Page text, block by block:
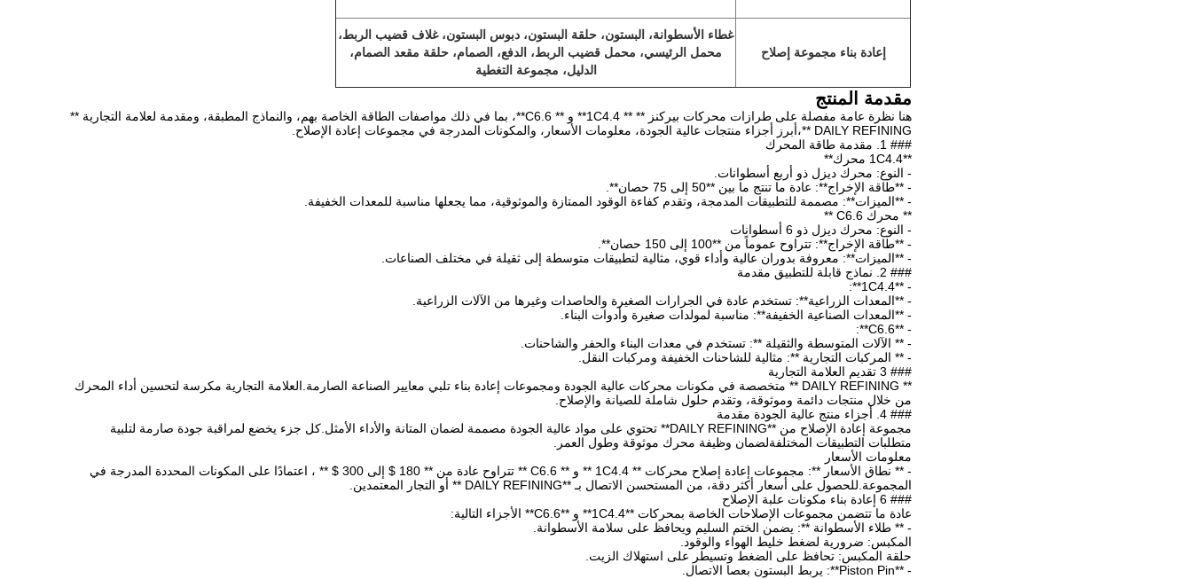
إعادة بناء مجموعة إصلاح
غطاء الأسطوانة، البستون، حلقة البستون، دبوس البستون، غلاف قضيب الربط،
محمل الرئيسي، محمل قضيب الربط، الدفع، الصمام، حلقة مقعد الصمام،
الدليل، مجموعة التغطية
مقدمة المنتج
هنا نظرة عامة مفصلة على طرازات محركات بيركنز ** ** 1C4.4** و ** C6.6**، بما في ذلك مواصفات الطاقة الخاصة بهم، والنماذج المطبقة، ومقدمة لعلامة التجارية **
DAILY REFINING **،أبرز أجزاء منتجات عالية الجودة، معلومات الأسعار، والمكونات المدرجة في مجموعات إعادة الإصلاح.
### 1. مقدمة طاقة المحرك
**1C4.4 محرك**
- النوع: محرك ديزل ذو أربع أسطوانات.
- **طاقة الإخراج**: عادة ما تنتج ما بين **50 إلى 75 حصان**.
- **الميزات**: مصممة للتطبيقات المدمجة، وتقدم كفاءة الوقود الممتازة والموثوقية، مما يجعلها مناسبة للمعدات الخفيفة.
** محرك C6.6 **
- النوع: محرك ديزل ذو 6 أسطوانات
- **طاقة الإخراج**: تتراوح عموماً من **100 إلى 150 حصان**.
- **الميزات**: معروفة بدوران عالية وأداء قوي، مثالية لتطبيقات متوسطة إلى ثقيلة في مختلف الصناعات.
### 2. نماذج قابلة للتطبيق مقدمة
- **1C4.4**:
- **المعدات الزراعية**: تستخدم عادة في الجرارات الصغيرة والحاصدات وغيرها من الآلات الزراعية.
- **المعدات الصناعية الخفيفة**: مناسبة لمولدات صغيرة وأدوات البناء.
- **C6.6**:
- ** الآلات المتوسطة والثقيلة **: تستخدم في معدات البناء والحفر والشاحنات.
- ** المركبات التجارية **: مثالية للشاحنات الخفيفة ومركبات النقل.
### 3 تقديم العلامة التجارية
** DAILY REFINING ** متخصصة في مكونات محركات عالية الجودة ومجموعات إعادة بناء تلبي معايير الصناعة الصارمة.العلامة التجارية مكرسة لتحسين أداء المحرك
من خلال منتجات دائمة وموثوقة، وتقدم حلول شاملة للصيانة والإصلاح.
### 4. أجزاء منتج عالية الجودة مقدمة
مجموعة إعادة الإصلاح من **DAILY REFINING** تحتوي على مواد عالية الجودة مصممة لضمان المتانة والأداء الأمثل.كل جزء يخضع لمراقبة جودة صارمة لتلبية
متطلبات التطبيقات المختلفةلضمان وظيفة محرك موثوقة وطول العمر.
معلومات الأسعار
- ** نطاق الأسعار **: مجموعات إعادة إصلاح محركات ** 1C4.4 ** و ** C6.6 ** تتراوح عادة من ** 180 $ إلى 300 $ ** ، اعتمادًا على المكونات المحددة المدرجة في
المجموعة.للحصول على أسعار أكثر دقة، من المستحسن الاتصال بـ **DAILY REFINING ** أو التجار المعتمدين.
### 6 إعادة بناء مكونات علبة الإصلاح
عادة ما تتضمن مجموعات الإصلاحات الخاصة بمحركات **1C4.4** و **C6.6** الأجزاء التالية:
- ** طلاء الأسطوانة **: يضمن الختم السليم ويحافظ على سلامة الأسطوانة.
المكبس: ضرورية لضغط خليط الهواء والوقود.
حلقة المكبس: تحافظ على الضغط وتسيطر على استهلاك الزيت.
- **Piston Pin**: يربط البستون بعصا الاتصال.